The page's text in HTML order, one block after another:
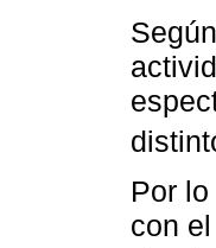
Por
con